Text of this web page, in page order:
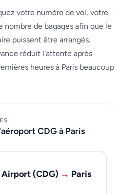
votre numéro de vol, votre
nombre de bagages afin que le
puissent être arrangés.
réduit l'attente après
heures à Paris beaucoup
CDG à Paris
Airport (CDG) → Paris